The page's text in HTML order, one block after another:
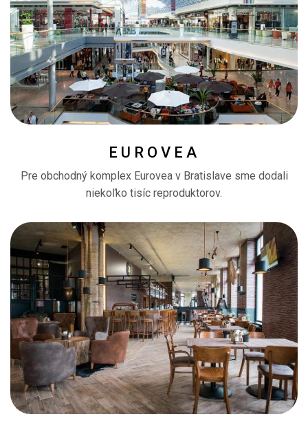
EUROVEA
Pre obchodný komplex Eurovea v Bratislave sme dodali
niekoľko tisíc reproduktorov.